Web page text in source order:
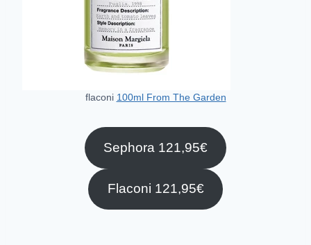
flaconi 100ml From The Garden
Sephora 121,95€
Flaconi 121,95€